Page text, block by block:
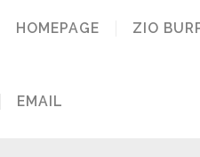
HOMEPAGE ZIO
EMAIL